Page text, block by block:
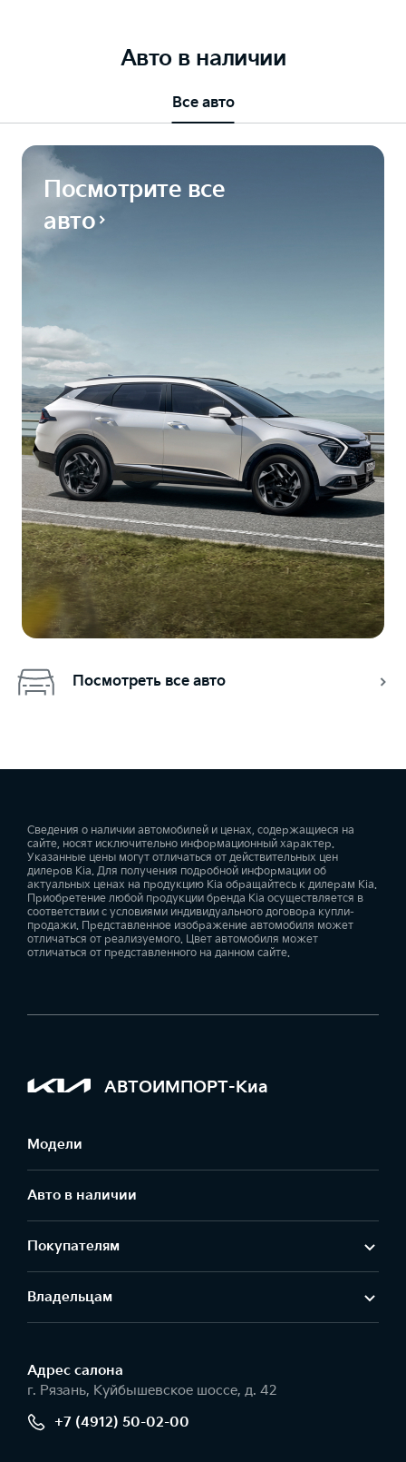
Авто в наличии
Все авто
Посмотрите все
авто
Посмотреть все авто
Сведения о наличии автомобилей и ценах, содержащиеся на
сайте, носят исключительно информационный характер.
Указанные цены могут отличаться от действительных цен
дилеров Kia. Для получения подробной информации об
актуальных ценах на продукцию Kia обращайтесь к дилерам Kia.
Приобретение любой продукции бренда Kia осуществляется в
соответствии с условиями индивидуального договора купли-
продажи. Представленное изображение автомобиля может
отличаться от реализуемого. Цвет автомобиля может
отличаться от представленного на данном сайте.
АВТОИМПОРТ-Киа
Модели
Авто в наличии
Покупателям
Владельцам
Адрес салонa
г. Рязань, Куйбышевское шоссе, д. 42
+7 (4912) 50-02-00